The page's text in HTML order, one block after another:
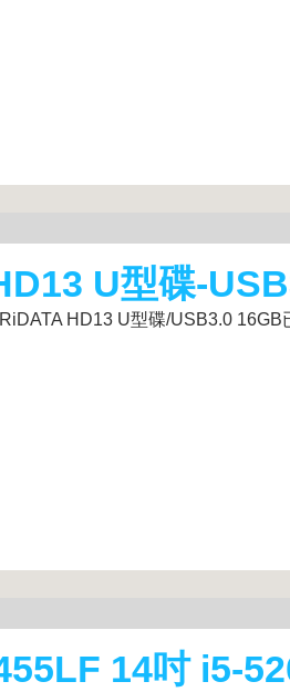
U型碟-
HD13 U型碟/USB3.0
14吋 i5-